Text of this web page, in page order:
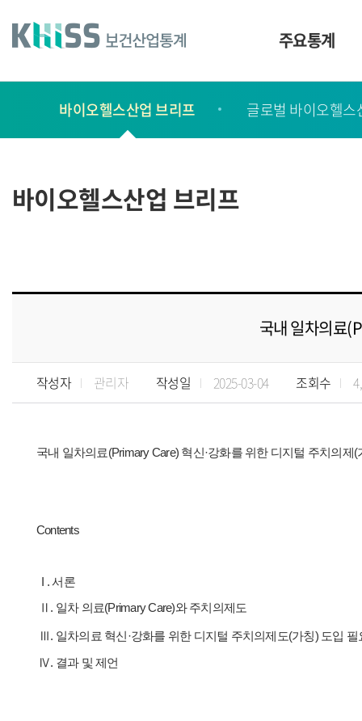
건
주요통계
서
간
행
바이오헬스산업 브리프 글로벌 바이오헬스
바이오헬스산업 브리프
국내 일차의료
작성자 관리자 작성일 2025-03-04 조회수
국내 일차의료(Primary Care) 혁신·강화를 위한 디지털 주치의제
Contents
I . 서론
Ⅱ. 일차 의료(Primary Care)와 주치의제도
Ⅲ. 일차의료 혁신·강화를 위한 디지털 주치의제도(가칭) 도입 필
Ⅳ. 결과 및 제언